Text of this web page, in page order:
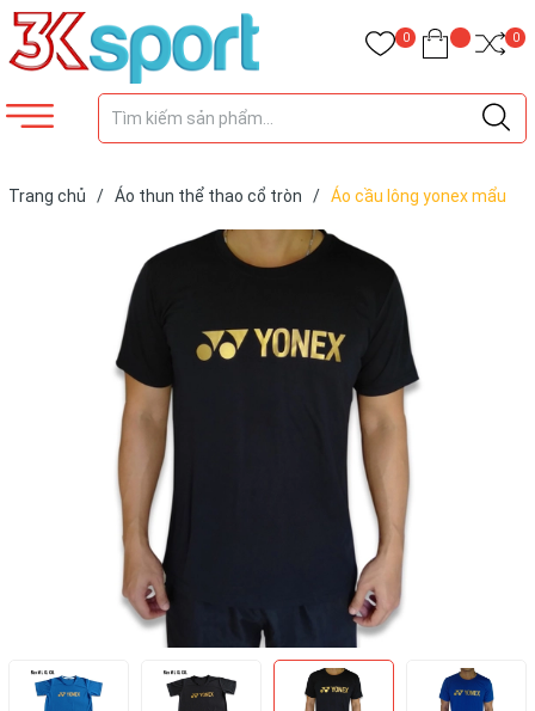
0 0
Trang chủ / Áo thun thể thao cổ tròn / Áo cầu lông yonex mẩu